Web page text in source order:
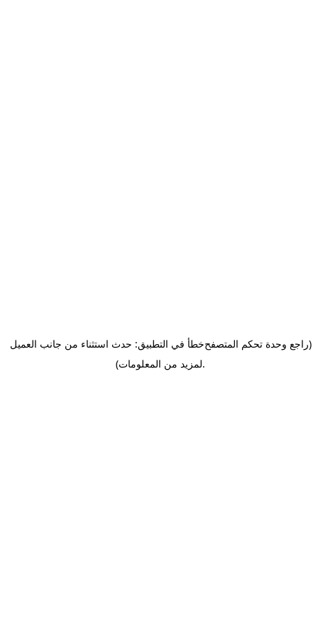
خطأ في التطبيق: حدث استثناء من جانب العميل(راجع وحدة تحكم المتصفح
لمزيد من المعلومات).